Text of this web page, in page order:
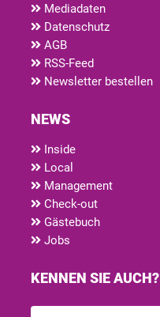
Mediadaten
Datenschutz
AGB
RSS-Feed
Newsletter bestellen
NEWS
Inside
Local
Management
Check-out
Gästebuch
Jobs
KENNEN SIE AUCH?